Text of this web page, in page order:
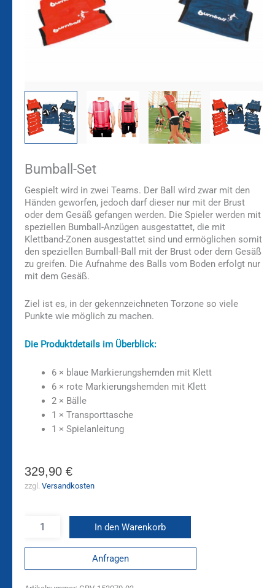
Bumball-Set
Gespielt wird in zwei Teams. Der Ball wird zwar mit den
Händen geworfen, jedoch darf dieser nur mit der Brust
oder dem Gesäß gefangen werden. Die Spieler werden mit
speziellen Bumball-Anzügen ausgestattet, die mit
Klettband-Zonen ausgestattet sind und ermöglichen somit
den speziellen Bumball-Ball mit der Brust oder dem Gesäß
zu greifen. Die Aufnahme des Balls vom Boden erfolgt nur
mit dem Gesäß.
Ziel ist es, in der gekennzeichneten Torzone so viele
Punkte wie möglich zu machen.
Die Produktdetails im Überblick:
6 × blaue Markierungshemden mit Klett
6 × rote Markierungshemden mit Klett
2 × Bälle
1 × Transporttasche
1 × Spielanleitung
329,90 €
zzgl. Versandkosten
In den Warenkorb
Anfragen